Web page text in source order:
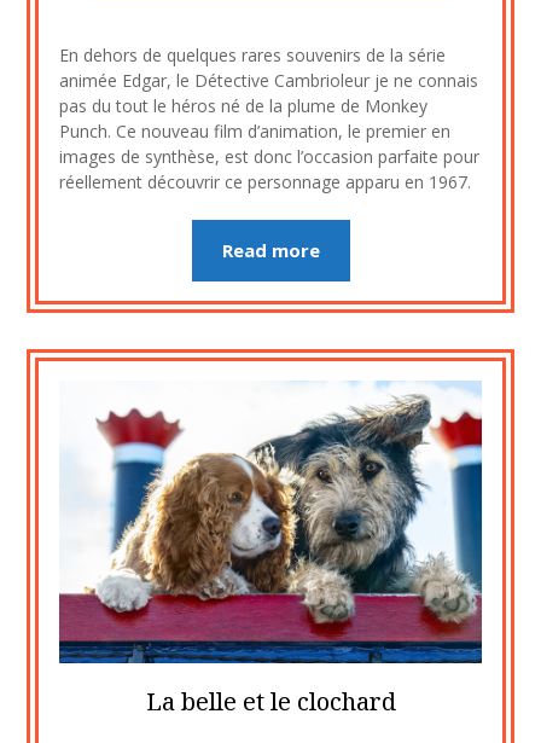
8
octobre
2020
En dehors de quelques rares souvenirs de la série
animée Edgar, le Détective Cambrioleur je ne connais
pas du tout le héros né de la plume de Monkey
Punch. Ce nouveau film d’animation, le premier en
images de synthèse, est donc l’occasion parfaite pour
réellement découvrir ce personnage apparu en 1967.
Read more
La belle et le clochard